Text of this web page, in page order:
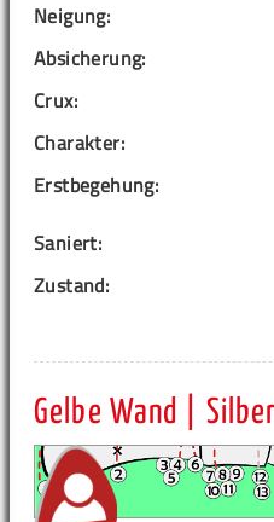
Neigung:
Absicherung:
Crux:
Charakter:
Erstbegehung:
Saniert:
Zustand:
Gelbe Wand |